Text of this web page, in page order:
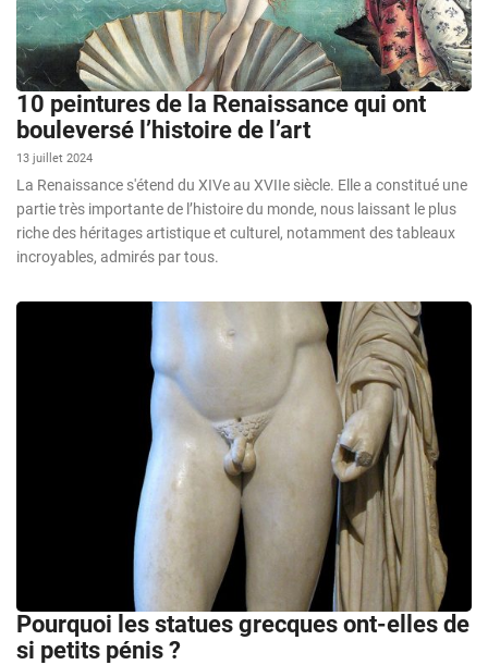
10 peintures de la Renaissance qui ont
bouleversé l’histoire de l’art
13 juillet 2024
La Renaissance s'étend du XIVe au XVIIe siècle. Elle a constitué une
partie très importante de l’histoire du monde, nous laissant le plus
riche des héritages artistique et culturel, notamment des tableaux
incroyables, admirés par tous.
Pourquoi les statues grecques ont-elles de
si petits pénis ?